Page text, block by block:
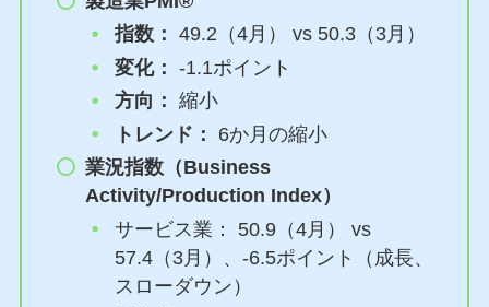
指数： 49.2（4月） vs 50.3（3月）
変化： -1.1ポイント
方向： 縮小
トレンド：
6か月の縮小
業況指数（Business
Activity/Production Index）
サービス業： 50.9（4月） vs
57.4（3月）、-6.5ポイント（成長、
スローダウン）